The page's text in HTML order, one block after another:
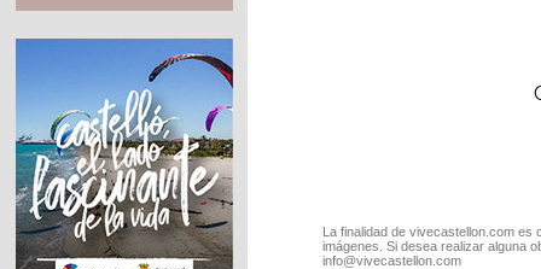
La finalidad de vivecastellon.com
imágenes. Si desea realizar alguna
info@vivecastellon.com